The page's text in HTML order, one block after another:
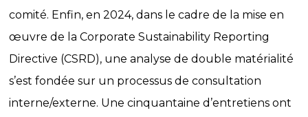
comité. Enfin, en 2024, dans le cadre de la mise en
œuvre de la Corporate Sustainability Reporting
Directive (CSRD), une analyse de double matérialité
s’est fondée sur un processus de consultation
interne/externe. Une cinquantaine d’entretiens ont